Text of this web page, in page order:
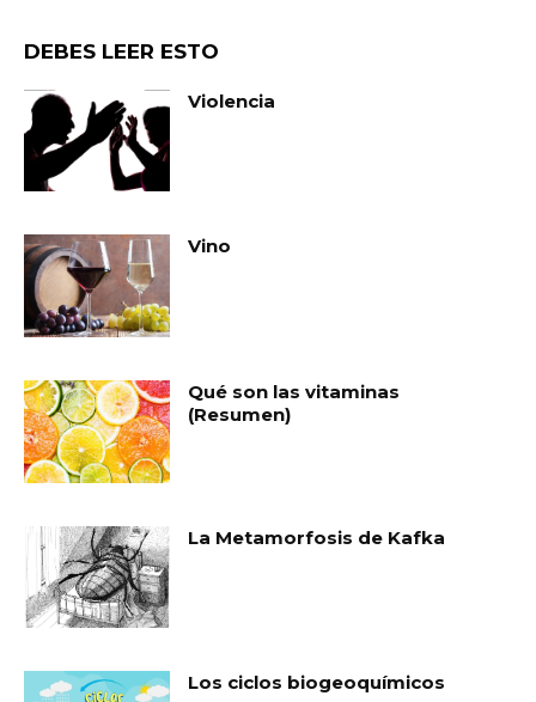
DEBES LEER ESTO
Violencia
Vino
Qué son las vitaminas
(Resumen)
La Metamorfosis de Kafka
Los ciclos biogeoquímicos